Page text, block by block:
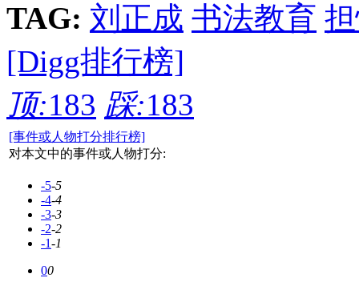
TAG: 刘正成 书法教育
[Digg排行榜]
顶:183 踩:183
[事件或人物打分排行榜]
对本文中的事件或人物打分:
-5-5
-4-4
-3-3
-2-2
-1-1
00